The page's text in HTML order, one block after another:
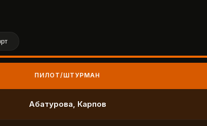
ПИЛОТ/ШТУРМАН
Маслов, Ходько